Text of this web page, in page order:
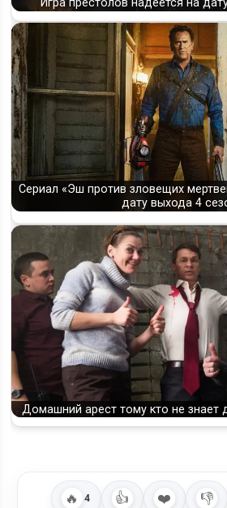
Игра престолов надеется на
Сериал «Эш против зловещих
дату выхода 4
Домашний арест тому кто не знает
🔥 4 👍 ❤️ 👎